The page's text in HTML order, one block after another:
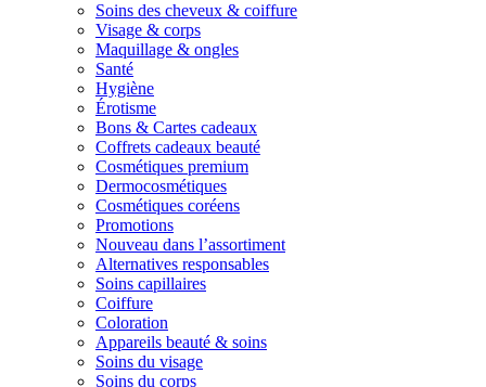
Soins des cheveux & coiffure
Visage & corps
Maquillage & ongles
Santé
Hygiène
Érotisme
Bons & Cartes cadeaux
Coffrets cadeaux beauté
Cosmétiques premium
Dermocosmétiques
Cosmétiques coréens
Promotions
Nouveau dans l’assortiment
Alternatives responsables
Soins capillaires
Coiffure
Coloration
Appareils beauté & soins
Soins du visage
Soins du corps